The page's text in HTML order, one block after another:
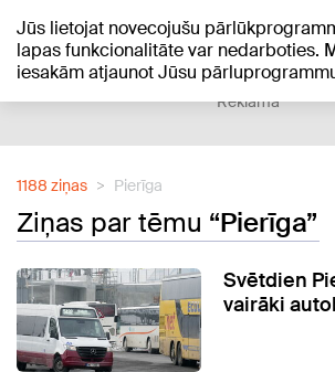
Jūs lietojat novecojušu
lapas funkcionalitāte var nedarboties.
iesakām atjaunot Jūsu
+16°C
Reklāma
1188 ziņas Pierīga
Ziņas par tēmu “Pierīga”
Svētdien
vairāki